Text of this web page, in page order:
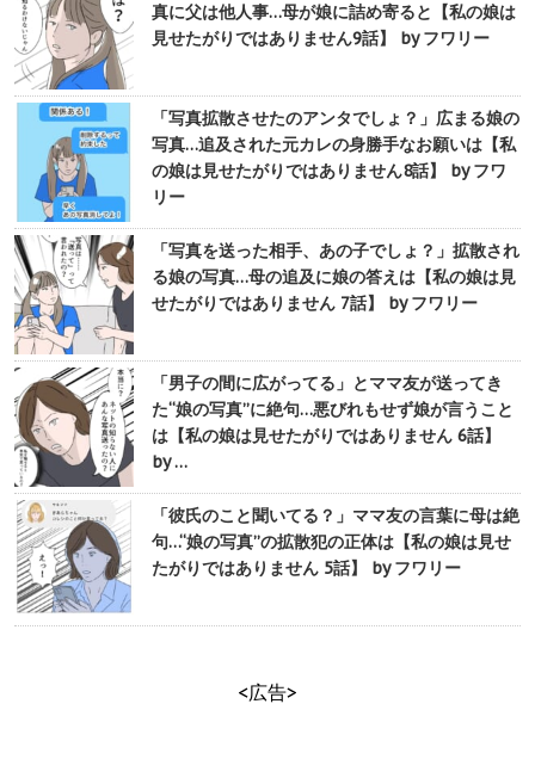
真に父は他人事…母が娘に詰め寄ると【私の娘は
見せたがりではありません9話】 by フワリー
「写真拡散させたのアンタでしょ？」広まる娘の
写真…追及された元カレの身勝手なお願いは【私
の娘は見せたがりではありません8話】 by フワ
リー
「写真を送った相手、あの子でしょ？」拡散され
る娘の写真…母の追及に娘の答えは【私の娘は見
せたがりではありません 7話】 by フワリー
「男子の間に広がってる」とママ友が送ってき
た“娘の写真”に絶句…悪びれもせず娘が言うこと
は【私の娘は見せたがりではありません 6話】
by …
「彼氏のこと聞いてる？」ママ友の言葉に母は絶
句…“娘の写真”の拡散犯の正体は【私の娘は見せ
たがりではありません 5話】 by フワリー
<広告>